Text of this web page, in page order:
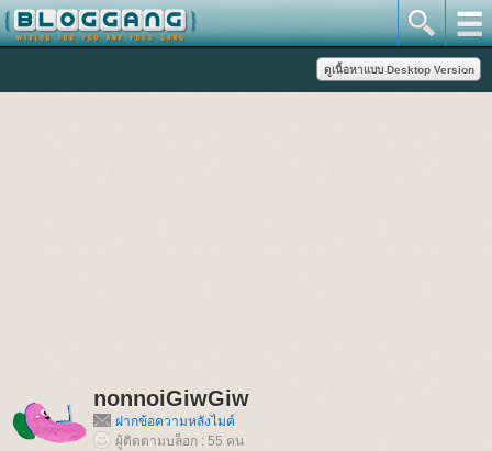
nonnoiGiwGiw
ฝากข้อความหลังไมค์
ผู้ติดตามบล็อก : 55 คน